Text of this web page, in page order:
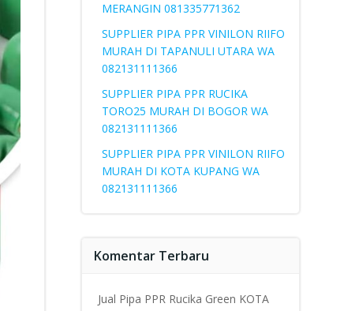
MERANGIN 081335771362
SUPPLIER PIPA PPR VINILON RIIFO
MURAH DI TAPANULI UTARA WA
082131111366
SUPPLIER PIPA PPR RUCIKA
TORO25 MURAH DI BOGOR WA
082131111366
SUPPLIER PIPA PPR VINILON RIIFO
MURAH DI KOTA KUPANG WA
082131111366
Komentar Terbaru
Jual Pipa PPR Rucika Green KOTA